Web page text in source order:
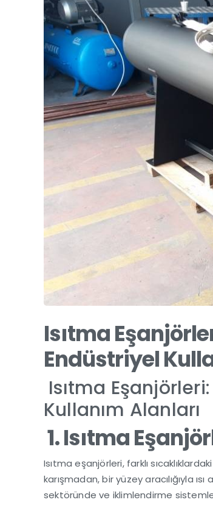
Isıtma
Endüstriyel
Isıtma
Kullanım Alanları
1. Isıtma
Isıtma eşanjörleri, farklı
karışmadan, bir yüzey aracılığıyla
sektöründe ve iklimlendirme